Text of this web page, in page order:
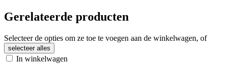
Gerelateerde producten
Selecteer de opties om ze toe te voegen aan de winkelwagen, of
selecteer alles
In winkelwagen